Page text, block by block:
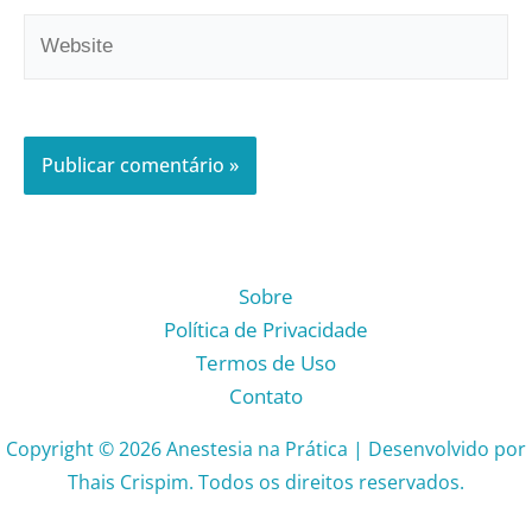
Sobre
Política de Privacidade
Termos de Uso
Contato
Copyright © 2026 Anestesia na Prática | Desenvolvido por
Thais Crispim. Todos os direitos reservados.